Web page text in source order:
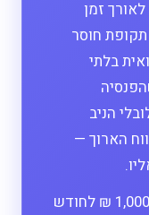
זמן
תקופת חוסר
בלתי
הניב
בטווח הארוך —
מי שמתחיל להשקיע בגיל 35 עם 1,000 ₪ לחודש